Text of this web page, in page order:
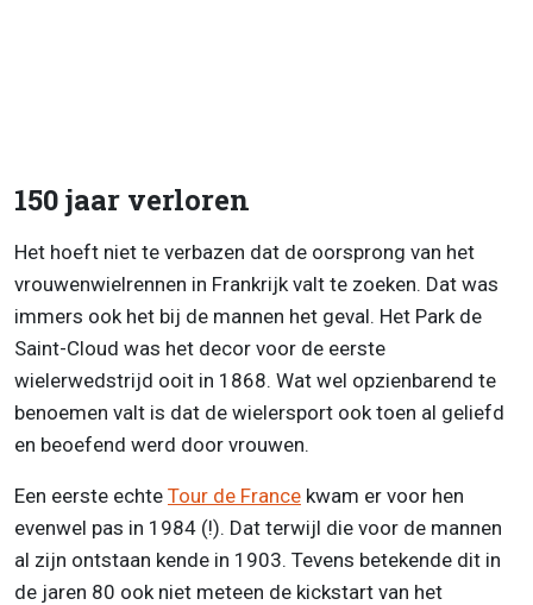
150 jaar verloren
Het hoeft niet te verbazen dat de oorsprong van het
vrouwenwielrennen in Frankrijk valt te zoeken. Dat was
immers ook het bij de mannen het geval. Het Park de
Saint-Cloud was het decor voor de eerste
wielerwedstrijd ooit in 1868. Wat wel opzienbarend te
benoemen valt is dat de wielersport ook toen al geliefd
en beoefend werd door vrouwen.
Een eerste echte Tour de France kwam er voor hen
evenwel pas in 1984 (!). Dat terwijl die voor de mannen
al zijn ontstaan kende in 1903. Tevens betekende dit in
de jaren 80 ook niet meteen de kickstart van het